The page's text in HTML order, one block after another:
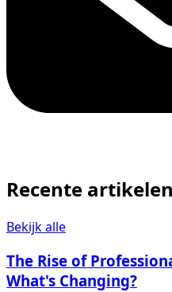
Recente artikelen
Bekijk alle
The Rise of
What's Changing?